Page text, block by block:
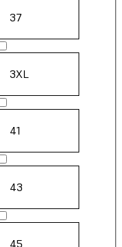
37
3XL
41
43
45